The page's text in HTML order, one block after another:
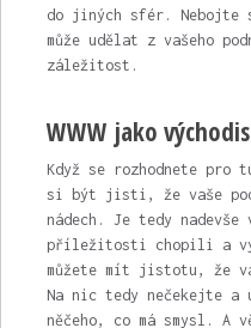
do jiných sfér. Nebojte
může udělat z vašeho
záležitost.
WWW jako
Když se rozhodnete pro
si být jisti, že vaše
nádech. Je tedy
příležitosti chopili a
můžete mít jistotu, že
Na nic tedy nečekejte
něčeho, co má smysl. A